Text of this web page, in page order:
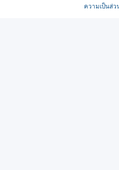
ความเป็นส่ว